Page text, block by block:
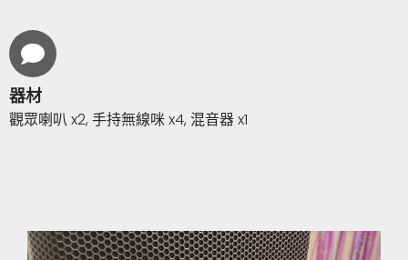
器材
觀眾喇叭 x2, 手持無線咪 x4, 混音器 x1